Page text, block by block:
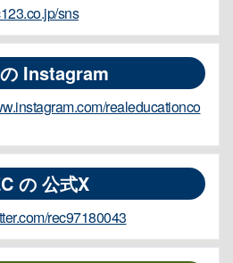
sns
Instagram
realeducationco
の 公式X
rec97180043